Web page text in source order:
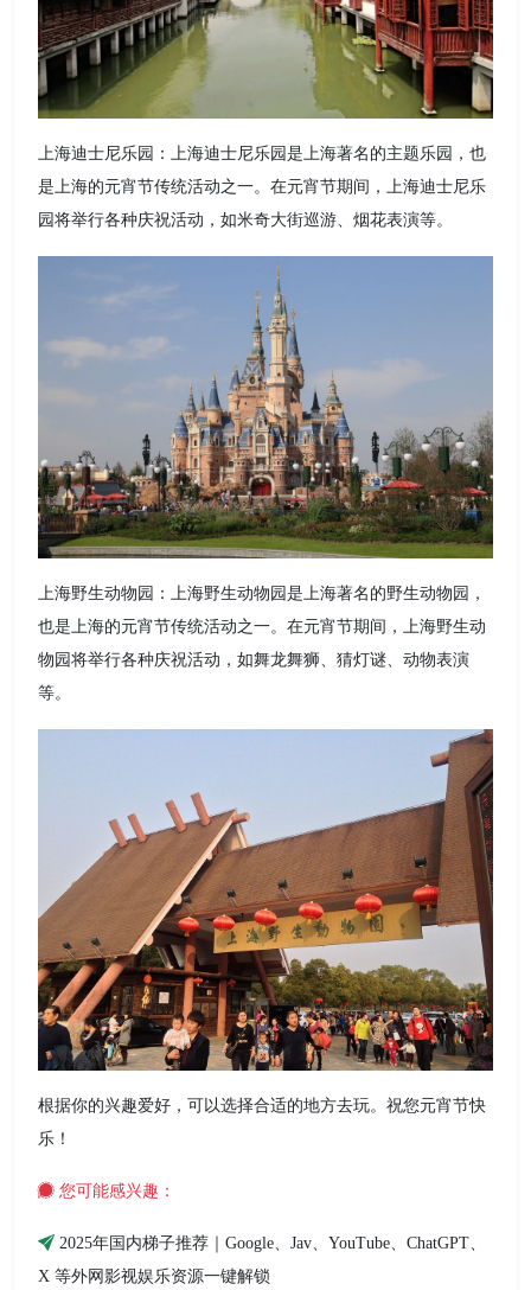
上海迪士尼乐园：上海迪士尼乐园是上海著名的主题乐园，也
是上海的元宵节传统活动之一。在元宵节期间，上海迪士尼乐
园将举行各种庆祝活动，如米奇大街巡游、烟花表演等。
上海野生动物园：上海野生动物园是上海著名的野生动物园，
也是上海的元宵节传统活动之一。在元宵节期间，上海野生动
物园将举行各种庆祝活动，如舞龙舞狮、猜灯谜、动物表演
等。
根据你的兴趣爱好，可以选择合适的地方去玩。祝您元宵节快
乐！
您可能感兴趣：
2025年国内梯子推荐｜Google、Jav、YouTube、ChatGPT、
X 等外网影视娱乐资源一键解锁